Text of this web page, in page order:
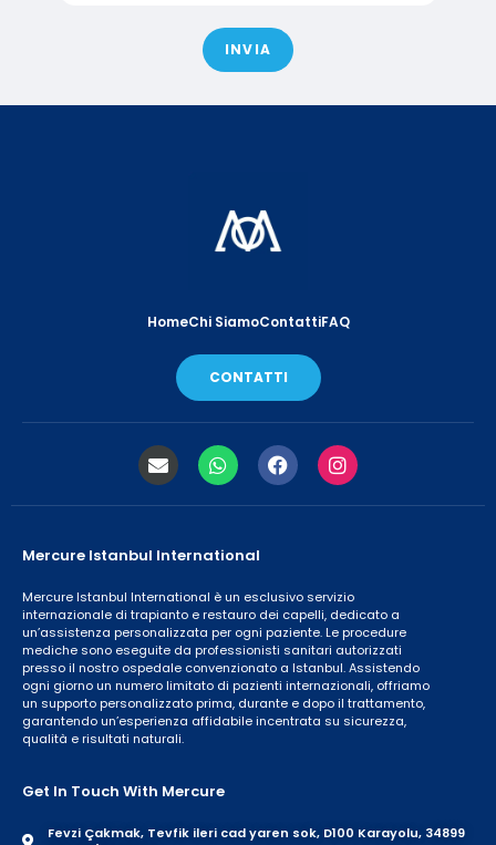
INVIA
HomeChi SiamoContattiFAQ
CONTATTI
Mercure Istanbul International
Mercure Istanbul International è un esclusivo servizio
internazionale di trapianto e restauro dei capelli, dedicato a
un’assistenza personalizzata per ogni paziente. Le procedure
mediche sono eseguite da professionisti sanitari autorizzati
presso il nostro ospedale convenzionato a Istanbul. Assistendo
ogni giorno un numero limitato di pazienti internazionali, offriamo
un supporto personalizzato prima, durante e dopo il trattamento,
garantendo un’esperienza affidabile incentrata su sicurezza,
qualità e risultati naturali.
Get In Touch With Mercure
Fevzi Çakmak, Tevfik ileri cad yaren sok, D100 Karayolu, 34899